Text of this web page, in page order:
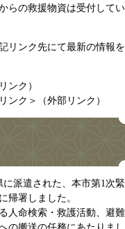
らの救援物資は受付してい
リンク先にて最新の情報を
ンク）
ンク＞ （外部リンク）
派遣された、本市第1次緊
帰署しました。
人命検索・救護活動、避難